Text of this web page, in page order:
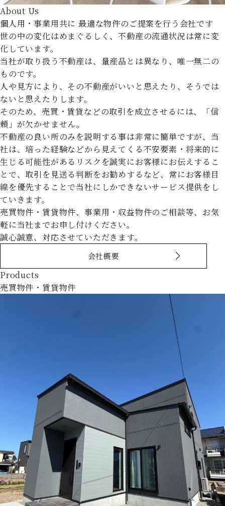
About Us
個人用・事業用共に 最適な物件のご提案を行う会社です
世の中の変化はめまぐるしく、不動産の流通状況は常に変
化しています。
当社が取り扱う不動産は、量産品とは異なり、唯一無二の
ものです。
人や見方により、その不動産がいいと思えたり、そうでは
ないと思えたりします。
そのため、売買・賃貸などの取引を成立させるには、「信
頼」が欠かせません。
不動産の良い所のみを説明する事は非常に簡単ですが、当
社は、培った経験などから見えてくる不安要素・将来的に
生じる可能性があるリスクを誠実にお客様にお伝えするこ
とで、取引を見送る判断をお勧めするなど、常にお客様目
線を優先することで当社にしかできないサービス提供をし
ていきます。
売買物件・賃貸物件、事業用・収益物件のご相談等、お気
軽に当社までお申し付けください。
誠心誠意、対応させていただきます。
会社概要
Products
売買物件・賃貸物件